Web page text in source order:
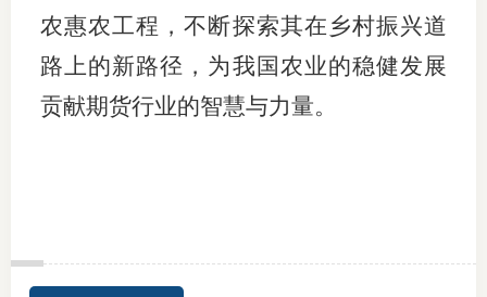
农惠农工程，不断探索其在乡村振兴道
路上的新路径，为我国农业的稳健发展
贡献期货行业的智慧与力量。